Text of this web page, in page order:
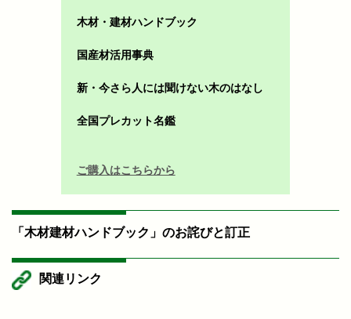
木材・建材ハンドブック
国産材活用事典
新・今さら人には聞けない木のはなし
全国プレカット名鑑
ご購入はこちらから
「木材建材ハンドブック」のお詫びと訂正
関連リンク